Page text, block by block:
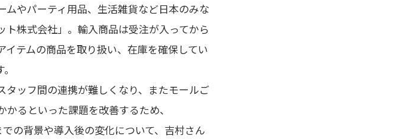
やパーティ用品、生活雑貨など日本のみな
株式会社」。輸入商品は受注が入ってから
テムの商品を取り扱い、在庫を確保してい
ッフ間の連携が難しくなり、またモールご
るといった課題を改善するため、
の背景や導入後の変化について、吉村さん